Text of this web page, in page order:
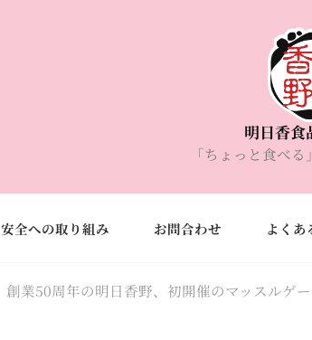
明日香食
「ちょっと食べ
安全への取り組み お問合わせ よくあ
創業50周年の明日香野、初開催のマッスルゲ